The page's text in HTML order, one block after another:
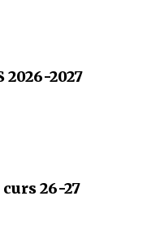
2026-2027
26-27